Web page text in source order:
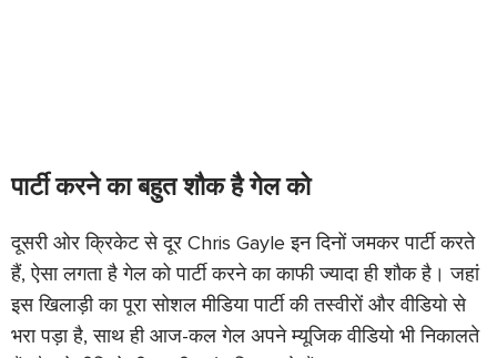
पार्टी करने का बहुत शौक है गेल को
दूसरी ओर क्रिकेट से दूर Chris Gayle इन दिनों जमकर पार्टी करते
हैं, ऐसा लगता है गेल को पार्टी करने का काफी ज्यादा ही शौक है। जहां
इस खिलाड़ी का पूरा सोशल मीडिया पार्टी की तस्वीरों और वीडियो से
भरा पड़ा है, साथ ही आज-कल गेल अपने म्यूजिक वीडियो भी निकालते